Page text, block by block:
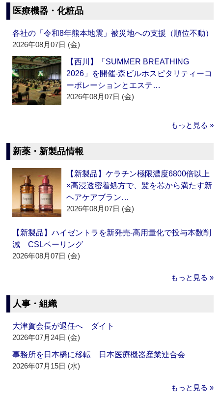
医療機器・化粧品
各社の「令和8年熊本地震」被災地への支援（順位不動）
2026年08月07日 (金)
【西川】「SUMMER BREATHING
2026」を開催‐森ビルホスピタリティーコ
ーポレーションとエステ…
2026年08月07日 (金)
もっと見る »
新薬・新製品情報
【新製品】ケラチン極限濃度6800倍以上
×高浸透密着処方で、髪を芯から満たす新
ヘアケアブラン…
2026年08月07日 (金)
【新製品】ハイゼントラを新発売‐高用量化で投与本数削
減 CSLベーリング
2026年08月07日 (金)
もっと見る »
人事・組織
大津賀会長が退任へ ダイト
2026年07月24日 (金)
事務所を日本橋に移転 日本医療機器産業連合会
2026年07月15日 (水)
もっと見る »